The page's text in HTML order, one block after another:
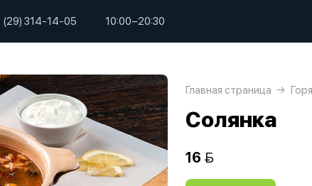
(29) 314-14-05 10:00−20:30
Главная страница
Солянка
16 